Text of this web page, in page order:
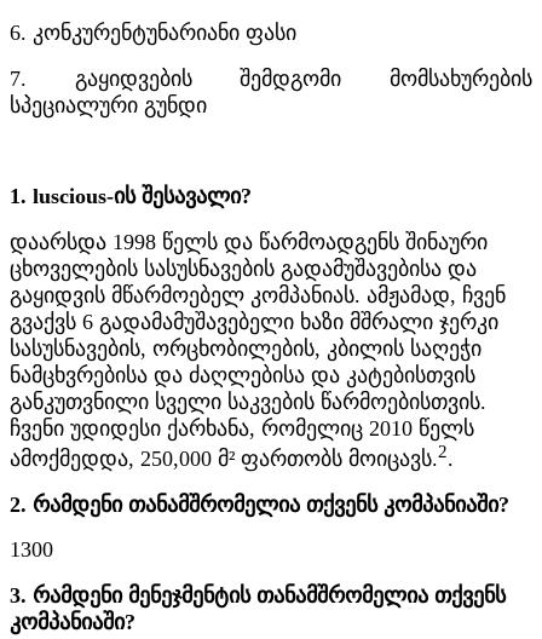
6. კონკურენტუნარიანი ფასი
7. გაყიდვების შემდგომი მომსახურების
სპეციალური გუნდი
1. luscious-ის შესავალი?
დაარსდა 1998 წელს და წარმოადგენს შინაური
ცხოველების სასუსნავების გადამუშავებისა და
გაყიდვის მწარმოებელ კომპანიას. ამჟამად, ჩვენ
გვაქვს 6 გადამამუშავებელი ხაზი მშრალი ჯერკი
სასუსნავების, ორცხობილების, კბილის საღეჭი
ნამცხვრებისა და ძაღლებისა და კატებისთვის
განკუთვნილი სველი საკვების წარმოებისთვის.
ჩვენი უდიდესი ქარხანა, რომელიც 2010 წელს
ამოქმედდა, 250,000 მ² ფართობს მოიცავს.2.
2. რამდენი თანამშრომელია თქვენს კომპანიაში?
1300
3. რამდენი მენეჯმენტის თანამშრომელია თქვენს
კომპანიაში?